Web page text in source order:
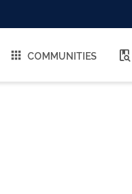
COMMUNITIES